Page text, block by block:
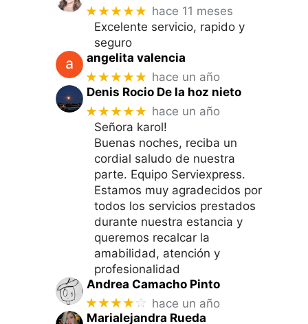
★★★★★ hace 11 meses
Excelente servicio, rapido y
seguro
angelita valencia
★★★★★ hace un año
Denis Rocio De la hoz nieto
★★★★★ hace un año
Señora karol!
Buenas noches, reciba un
cordial saludo de nuestra
parte. Equipo Serviexpress.
Estamos muy agradecidos por
todos los servicios prestados
durante nuestra estancia y
queremos recalcar la
amabilidad, atención y
profesionalidad
Andrea Camacho Pinto
★★★★☆ hace un año
Marialejandra Rueda